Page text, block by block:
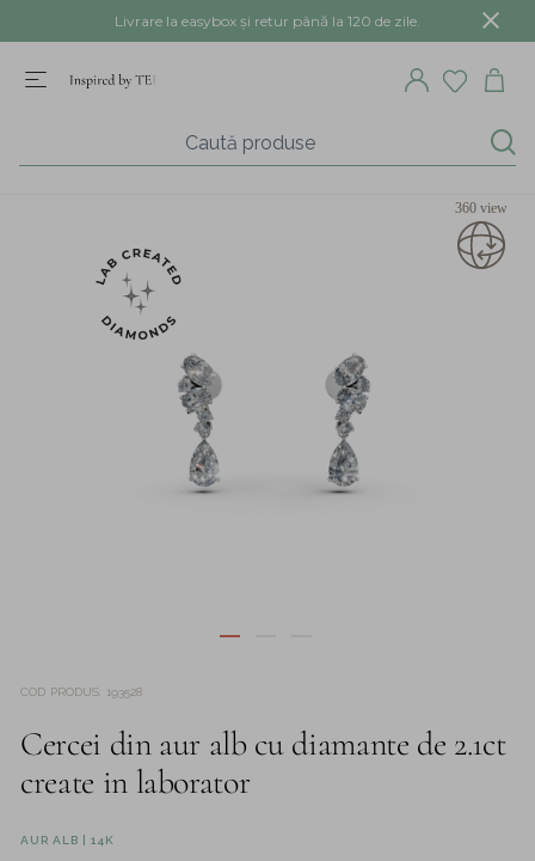
Livrare la easybox și retur până la 120 de zile.
360 view
COD PRODUS 193528
Cercei din aur alb cu diamante de 2.1ct
create in laborator
AUR ALB | 14K